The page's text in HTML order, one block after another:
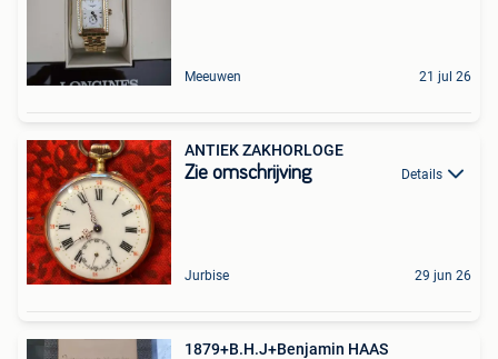
Meeuwen 21 jul 26
ANTIEK ZAKHORLOGE
Zie omschrijving Details
Jurbise 29 jun 26
1879+B.H.J+Benjamin HAAS